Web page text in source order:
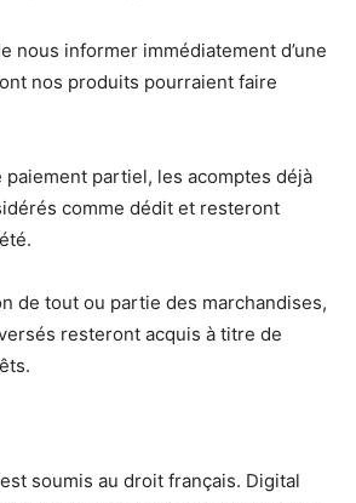
nous informer immédiatement d’une
nos produits pourraient faire
paiement partiel, les acomptes déjà
comme dédit et resteront
de tout ou partie des marchandises,
resteront acquis à titre de
soumis au droit français. Digital